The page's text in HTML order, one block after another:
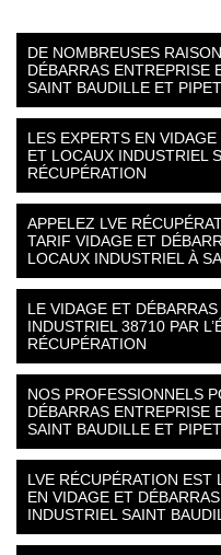
DE NOMBREUSES
DÉBARRAS ENTREPRISE
SAINT BAUDILLE ET PIPET
LES EXPERTS EN
ET LOCAUX INDUSTRIEL
RÉCUPÉRATION
APPELEZ LVE
TARIF VIDAGE ET
LOCAUX INDUSTRIEL À
LE VIDAGE ET
INDUSTRIEL 38710 PAR
RÉCUPÉRATION
NOS PROFESSIONNELS
DÉBARRAS ENTREPRISE
SAINT BAUDILLE ET
LVE RÉCUPÉRATION EST
EN VIDAGE ET
INDUSTRIEL SAINT